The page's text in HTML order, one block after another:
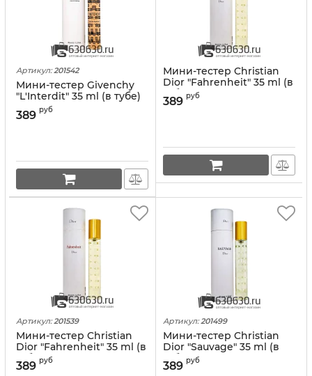
Артикул: 201542
Мини-тестер Givenchy
"L'Interdit" 35 ml (в тубе)
389 руб
Мини-тестер Christian
Dior "Fahrenheit" 35 ml (в
тубе)
389 руб
Артикул: 201539
Мини-тестер Christian
Dior "Fahrenheit" 35 ml (в
тубе)
389 руб
Артикул: 201499
Мини-тестер Christian
Dior "Sauvage" 35 ml (в
тубе)
389 руб